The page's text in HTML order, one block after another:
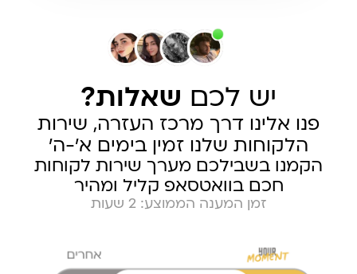
יש לכם שאלות?
פנו אלינו דרך מרכז העזרה, שירות
הלקוחות שלנו זמין בימים א׳-ה׳
הקמנו בשבילכם מערך שירות לקוחות
חכם בוואטסאפ קליל ומהיר
זמן המענה הממוצע: 2 שעות